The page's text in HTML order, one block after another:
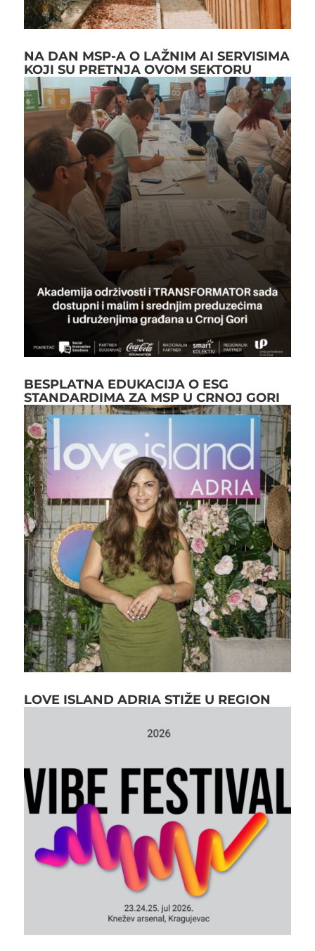
NA DAN MSP-A O LAŽNIM AI SERVISIMA
KOJI SU PRETNJA OVOM SEKTORU
BESPLATNA EDUKACIJA O ESG
STANDARDIMA ZA MSP U CRNOJ GORI
LOVE ISLAND ADRIA STIŽE U REGION